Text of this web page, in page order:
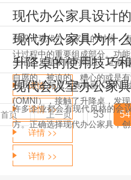
现代办公家具设计
在设计现代办公家具的时候，
计过程中的重要组成部分。功
详情 >>
现代办公家具为什
生活不只是眼前的苟且，还有
自愿的、被迫的、糟心的或是
详情 >>
升降桌的使用技巧
在我还没有成为奥美丽
(OMNI），接触了升降桌，发
详情 >>
现代会议室办公家
许多企业都会有现代风格的会
方。正确选择现代办公家具，
详情 >>
首页 上一页 53 54